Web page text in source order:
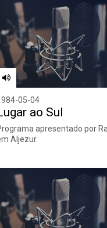
05-04
ao Sul
apresentado por
Aljezur.